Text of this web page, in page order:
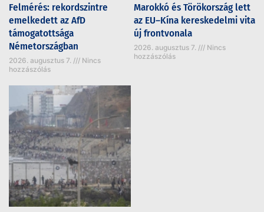
Felmérés: rekordszintre
emelkedett az AfD
támogatottsága
Németországban
2026. augusztus 7.
Nincs
hozzászólás
Marokkó és Törökország lett
az EU–Kína kereskedelmi vita
új frontvonala
2026. augusztus 7.
Nincs
hozzászólás